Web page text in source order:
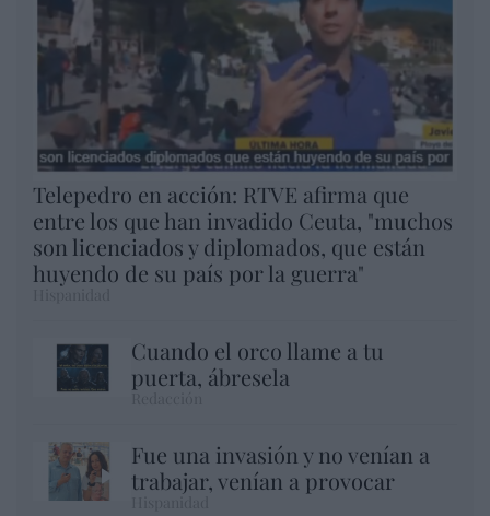
Telepedro en acción: RTVE afirma que
entre los que han invadido Ceuta, "muchos
son licenciados y diplomados, que están
huyendo de su país por la guerra"
Cuando el orco llame a tu
puerta, ábresela
Fue una invasión y no venían a
trabajar, venían a provocar